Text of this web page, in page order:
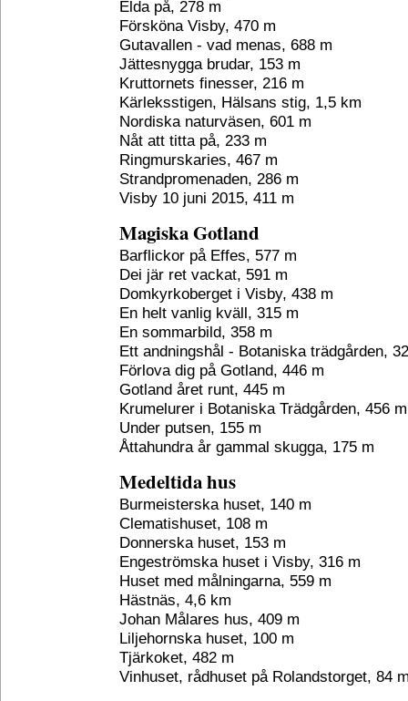
Elda på, 278 m
Försköna Visby, 470 m
Gutavallen - vad menas, 688 m
Jättesnygga brudar, 153 m
Kruttornets finesser, 216 m
Kärleksstigen, Hälsans stig, 1,5 km
Nordiska naturväsen, 601 m
Nåt att titta på, 233 m
Ringmurskaries, 467 m
Strandpromenaden, 286 m
Visby 10 juni 2015, 411 m
Magiska Gotland
Barflickor på Effes, 577 m
Dei jär ret vackat, 591 m
Domkyrkoberget i Visby, 438 m
En helt vanlig kväll, 315 m
En sommarbild, 358 m
Ett andningshål - Botaniska trädgården,
Förlova dig på Gotland, 446 m
Gotland året runt, 445 m
Krumelurer i Botaniska Trädgården, 456 m
Under putsen, 155 m
Åttahundra år gammal skugga, 175 m
Medeltida hus
Burmeisterska huset, 140 m
Clematishuset, 108 m
Donnerska huset, 153 m
Engeströmska huset i Visby, 316 m
Huset med målningarna, 559 m
Hästnäs, 4,6 km
Johan Målares hus, 409 m
Liljehornska huset, 100 m
Tjärkoket, 482 m
Vinhuset, rådhuset på Rolandstorget, 84